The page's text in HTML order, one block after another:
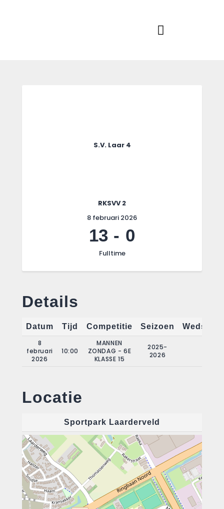
S.V. Laar 4
RKSVV 2
8 februari 2026
13 - 0
Fulltime
Details
Datum Tijd Competitie Seizoen
8
februari
2026
10:00
MANNEN
ZONDAG - 6E
KLASSE 15
2025-
2026
Locatie
Sportpark Laarderveld